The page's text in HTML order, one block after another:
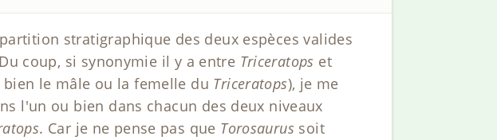
stratigraphique des deux espèces valides
coup, si synonymie il y a entre Triceratops et
le mâle ou la femelle du Triceratops), je me
l'un ou bien dans chacun des deux niveaux
. Car je ne pense pas que Torosaurus soit